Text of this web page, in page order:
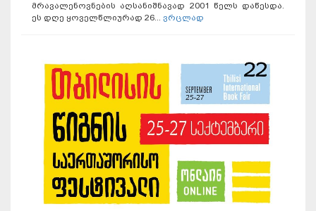
მრავალენოვნების აღსანიშნავად 2001 წელს დაწესდა.
ეს დღე ყოველწლიურად 26... ვრცლად